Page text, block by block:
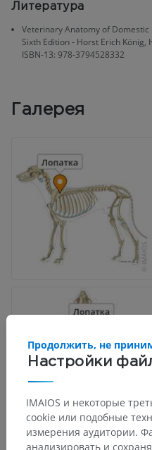
Литература
Veterinary Anatomy of
Sixth Edition - Horst Erich
ISBN-13: 978-3794528332
Галерея
Настройки
Продолжить, не
IMAIOS и некоторые
cookie или подобные
измерения аудитории.
анализировать и